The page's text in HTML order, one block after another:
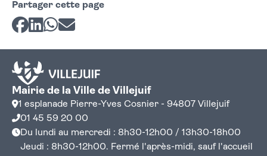
Partager cette page
Partager sur Facebook
Partager sur LinkedIn
Partager sur Whatsapp
Partager par courriel
Mairie de la Ville de Villejuif
1 esplanade Pierre-Yves Cosnier - 94807 Villejuif
01 45 59 20 00
Du lundi au mercredi : 8h30-12h00 / 13h30-18h00
Jeudi : 8h30-12h00. Fermé l'après-midi, sauf l'accueil